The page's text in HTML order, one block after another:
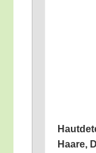
Haa­re,